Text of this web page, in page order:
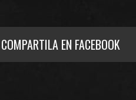
COMPARTILA EN FACEBOOK